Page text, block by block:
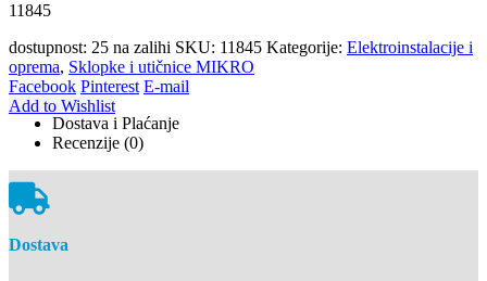
11845
dostupnost: 25 na zalihi SKU: 11845 Kategorije: Elektroinstalacije i
oprema, Sklopke i utičnice MIKRO
Facebook Pinterest E-mail
Add to Wishlist
Dostava i Plaćanje
Recenzije (0)
Dostava